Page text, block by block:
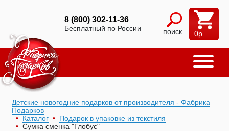
8 (800) 302-11-36
Бесплатный по России поиск 0р.
Детские новогодние подарков от производителя - Фабрика
Подарков
Каталог
Подарок в упаковке из текстиля
Сумка сменка "Глобус"